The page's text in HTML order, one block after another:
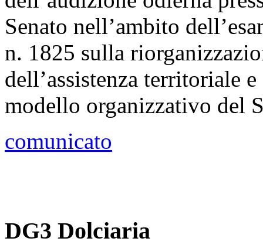
Senato nell’ambito
n. 1825 sulla
dell’assistenza territoriale
modello organizzativo del
comunicato
DG3 Dolciaria